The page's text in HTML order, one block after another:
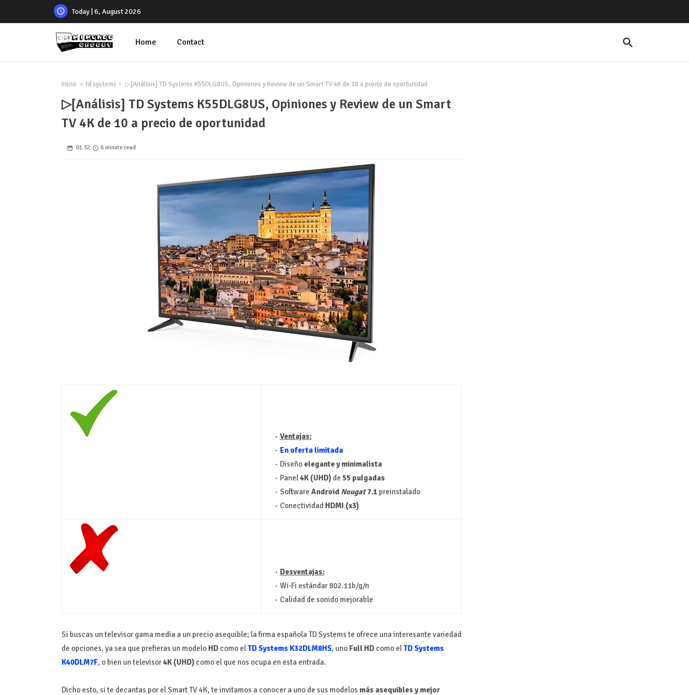
Today | 6, August 2026
Home Contact
Inicio td systems ▷[Análisis] TD Systems K55DLG8US, Opiniones y Review de un Smart TV 4K de 10 a precio de oportunidad
▷[Análisis] TD Systems K55DLG8US, Opiniones y Review de un Smart
TV 4K de 10 a precio de oportunidad
01:32 6 minute read
Ventajas:
En oferta limitada
Diseñoelegante y minimalista
Panel4K (UHD) de 55 pulgadas
Software Android Nougat7.1preinstalado
Conectividad HDMI (x3)
Desventajas:
Wi-Fi estándar 802.11b/g/n
Calidad de sonido mejorable
Si buscas un televisor gama media a un precio asequible; la firma española TD Systems te ofrece una interesante variedad
de opciones, ya sea que prefieras un modelo HD como elTD Systems K32DLM8HS, uno Full HDcomo elTD Systems
K40DLM7F, o bien un televisor4K (UHD)como el que nos ocupa en esta entrada.
Dicho esto, si te decantas por el Smart TV 4K, te invitamos a conocer a uno de sus modelos más asequibles y mejor